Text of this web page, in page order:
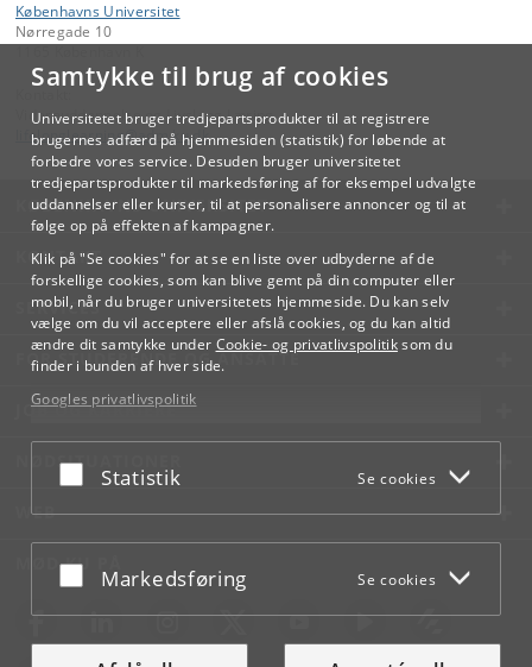
Samtykke til brug af cookies
Universitetet bruger tredjepartsprodukter til at registrere
brugernes adfærd på hjemmesiden (statistik) for løbende at
forbedre vores service. Desuden bruger universitetet
tredjepartsprodukter til markedsføring af for eksempel udvalgte
uddannelser eller kurser, til at personalisere annoncer og til at
følge op på effekten af kampagner.
Klik på "Se cookies" for at se en liste over udbyderne af de
forskellige cookies, som kan blive gemt på din computer eller
mobil, når du bruger universitetets hjemmeside. Du kan selv
vælge om du vil acceptere eller afslå cookies, og du kan altid
ændre dit samtykke under Cookie- og privatlivspolitiksom du
finder i bunden af hver side.
Googles privatlivspolitik
Acceptér eller afslå
Statistik Se cookies
Acceptér eller afslå
Markedsføring Se cookies
Københavns Universitet
Nørregade 10
Videreuddannelse og Livslang Læring
lifelonglearning@adm.ku.dk
KØBENHAVNS UNIVERSITET
KONTAKT
SERVICES
FOR STUDERENDE OG ANSATTE
JOB OG KARRIERE
NØDSITUATIONER
WEB
MØD KU PÅ